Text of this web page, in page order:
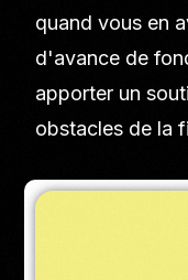
quand vous en
d'avance de
apporter un
obstacles de la